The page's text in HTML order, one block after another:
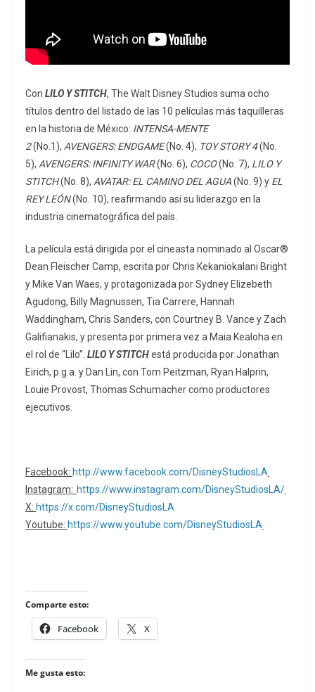
Con LILO Y STITCH, The Walt Disney Studios suma ocho
títulos dentro del listado de las 10 películas más taquilleras
en la historia de México: INTENSA-MENTE
2(No.1), AVENGERS: ENDGAME(No. 4), TOY STORY 4(No.
5), AVENGERS: INFINITY WAR(No. 6), COCO(No. 7), LILO Y
STITCH(No. 8), AVATAR: EL CAMINO DEL AGUA(No. 9) y EL
REY LEÓN(No. 10), reafirmando así su liderazgo en la
industria cinematográfica del país.
La película está dirigida por el cineasta nominado al Oscar®
Dean Fleischer Camp, escrita por Chris Kekaniokalani Bright
y Mike Van Waes, y protagonizada por Sydney Elizebeth
Agudong, Billy Magnussen, Tia Carrere, Hannah
Waddingham, Chris Sanders, con Courtney B. Vance y Zach
Galifianakis, y presenta por primera vez a Maia Kealoha en
el rol de “Lilo”. LILO Y STITCHestá producida por Jonathan
Eirich, p.g.a. y Dan Lin, con Tom Peitzman, Ryan Halprin,
Louie Provost, Thomas Schumacher como productores
ejecutivos.
Facebook: http://www.facebook.com/DisneyStudiosLA
Instagram: https://www.instagram.com/DisneyStudiosLA/
X: https://x.com/DisneyStudiosLA
Youtube: https://www.youtube.com/DisneyStudiosLA
Comparte esto:
Facebook X
Me gusta esto: